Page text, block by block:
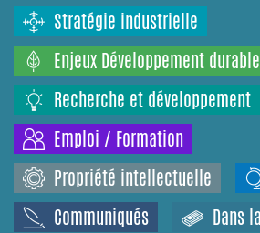
Stratégie industrielle
Enjeux Développement durable
Recherche et développement
Emploi / Formation
Propriété intellectuelle
Communiqués
Dans